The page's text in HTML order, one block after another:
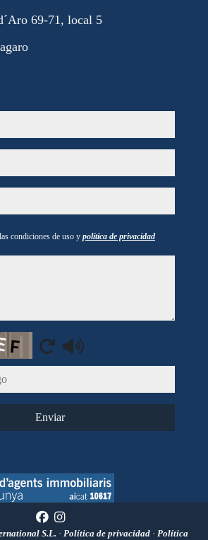
69-71, local 5
condiciones de uso y política de privacidad
Enviar
S.L. · Política de privacidad · Política